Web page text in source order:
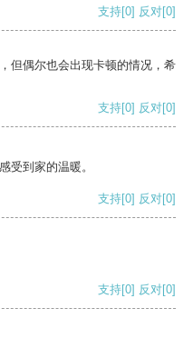
支持[0] 反对[0]
但偶尔也会出现卡顿的情况，希
支持[0] 反对[0]
受到家的温暖。
支持[0] 反对[0]
支持[0] 反对[0]